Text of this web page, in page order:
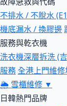
不排水 / 不脫水
機底漏水 / 換膠邊
服務與乾衣機
洗衣機深層拆洗 (
服務全港上門維
🌦 雪櫃維修 ▼
日韓熱門品牌